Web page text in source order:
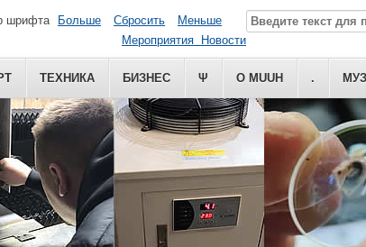
ТЕХНИКА БИЗНЕС Ψ О MUUH .
шрифта Больше Сбросить
Меньше
Мероприятия Новости